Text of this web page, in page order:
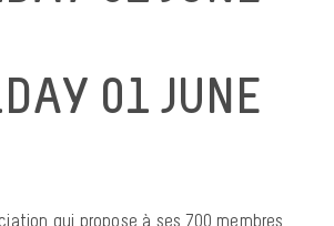
01 JUNE
qui propose à ses 700 membres